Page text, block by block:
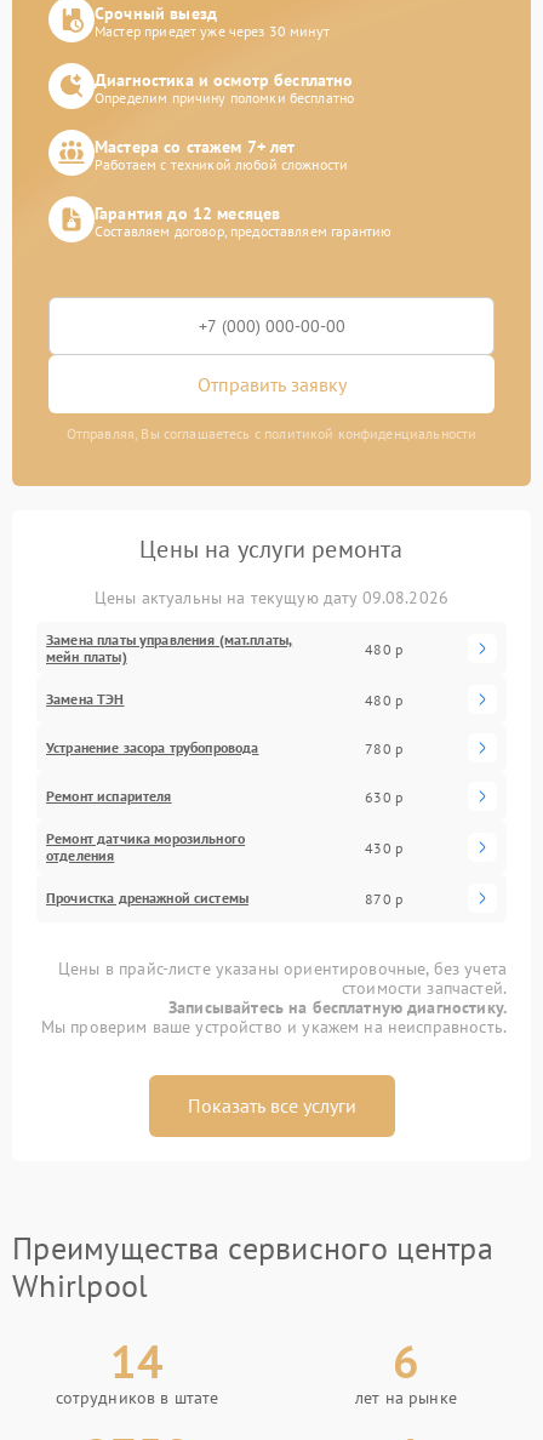
Срочный выезд
Мастер приедет уже через 30 минут
Диагностика и осмотр бесплатно
Определим причину поломки бесплатно
Мастера со стажем 7+ лет
Работаем с техникой любой сложности
Гарантия до 12 месяцев
Составляем договор, предоставляем гарантию
Отправить заявку
Отправляя, Вы соглашаетесь с политикой конфиденциальности
Цены на услуги ремонта
Цены актуальны на текущую дату 09.08.2026
Замена платы управления (мат.платы,
мейн платы)
480 р
Замена ТЭН 480 р
Устранение засора трубопровода 780 р
Ремонт испарителя 630 р
Ремонт датчика морозильного
отделения
430 р
Прочистка дренажной системы 870 р
Цены в прайс-листе указаны ориентировочные, без учета
стоимости запчастей.
Записывайтесь на бесплатную диагностику.
Мы проверим ваше устройство и укажем на неисправность.
Показать все услуги
Преимущества сервисного центра
Whirlpool
14
сотрудников в штате
6
лет на рынке